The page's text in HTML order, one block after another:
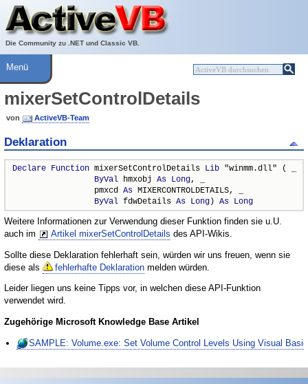
Die Community zu .NET und Classic VB.
Über ActiveVB
Hilfe
Menü
mixerSetControlDetails
von ActiveVB-Team
Deklaration
Declare Function mixerSetControlDetails Lib "winmm.dll" ( _
ByVal hmxobj As Long, _
                 pmxcd
As MIXERCONTROLDETAILS, _
ByVal fdwDetails As Long) As Long
Weitere Informationen zur Verwendung dieser Funktion finden sie u.U.
auch im
Artikel mixerSetControlDetails des API-Wikis.
Sollte diese Deklaration fehlerhaft sein, würden wir uns freuen, wenn sie
diese als
fehlerhafte Deklaration melden würden.
Leider liegen uns keine Tipps vor, in welchen diese API-Funktion
verwendet wird.
Zugehörige Microsoft Knowledge Base Artikel
SAMPLE: Volume.exe: Set Volume Control Levels Using Visual Basic